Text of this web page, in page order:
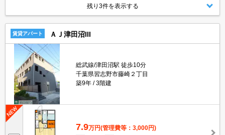
残り3件を表示する
賃貸アパート ＡＪ津田沼III
総武線/津田沼駅 徒歩10分
千葉県習志野市藤崎２丁目
築9年
3階建
7.9万円(管理費等：3,000円)